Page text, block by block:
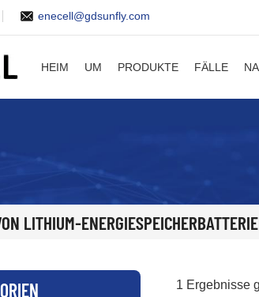
enecell@gdsunfly.com
HEIM UM PRODUKTE FÄLLE
LITHIUM-
1 Ergebnisse